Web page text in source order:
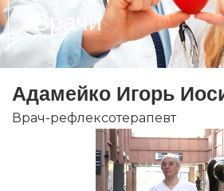
Врачи
Адамейко Игорь
Врач-рефлексотерапевт